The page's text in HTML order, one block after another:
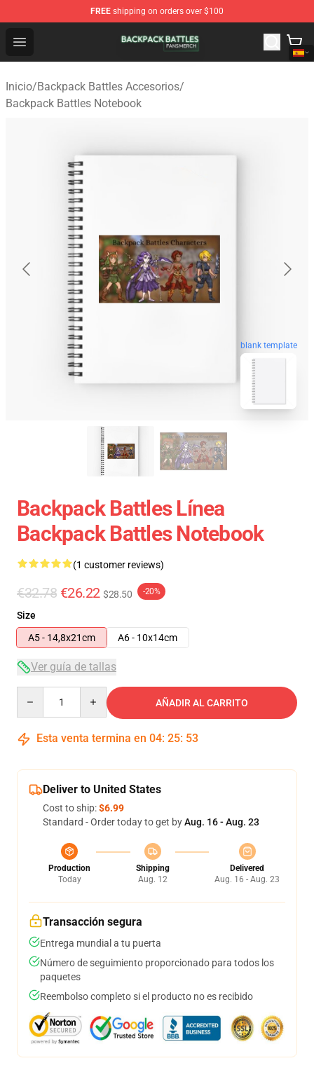
FREE shipping on orders over $100
Open menu
Backpack Battles Shop - Official Backpack Battles
Inicio/Backpack Battles Accesorios/
Backpack Battles Notebook
blank template
Backpack Battles Línea
Backpack Battles Notebook
(1 customer reviews)
€32.78 €26.22 $28.50 -20%
Size
A5 - 14,8x21cm
A6 - 10x14cm
Ver guía de tallas
AÑADIR AL CARRITO
Esta venta termina en 04: 25: 53
Deliver to United States
Cost to ship:$6.99
Standard - Order today to get byAug. 16 - Aug. 23
Production
Today
Shipping
Aug. 12
Delivered
Aug. 16 - Aug. 23
Transacción segura
Entrega mundial a tu puerta
Número de seguimiento proporcionado para todos los
paquetes
Reembolso completo si el producto no es recibido